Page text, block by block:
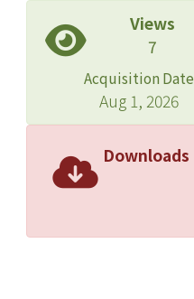
Views
7
Acquisition Date
Aug 1, 2026
Downloads